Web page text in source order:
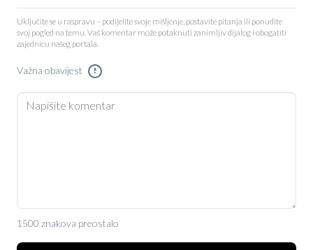
Uključite se u raspravu – podijelite svoje mišljenje, postavite pitanja ili ponudite
svoj pogled na temu. Vaš komentar može potaknuti zanimljiv dijalog i obogatiti
zajednicu našeg portala.
Važna obavijest !
1500 znakova preostalo